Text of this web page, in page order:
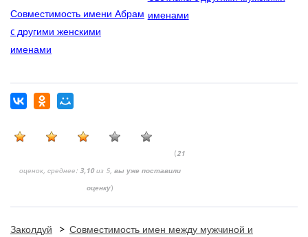
Совместимость имени Абрам
c другими женскими
именами
именами
(21
оценок, среднее: 3,10из 5, вы уже поставили
оценку)
Заколдуй > Совместимость имен между мужчиной и